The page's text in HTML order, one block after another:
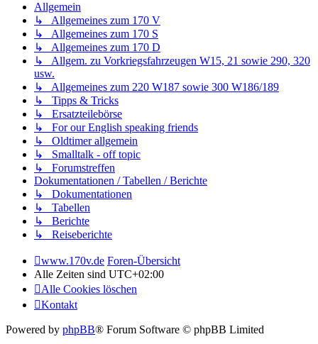
Allgemein
↳ Allgemeines zum 170 V
↳ Allgemeines zum 170 S
↳ Allgemeines zum 170 D
↳ Allgem. zu Vorkriegsfahrzeugen W15, 21 sowie 290, 320
usw.
↳ Allgemeines zum 220 W187 sowie 300 W186/189
↳ Tipps & Tricks
↳ Ersatzteilebörse
↳ For our English speaking friends
↳ Oldtimer allgemein
↳ Smalltalk - off topic
↳ Forumstreffen
Dokumentationen / Tabellen / Berichte
↳ Dokumentationen
↳ Tabellen
↳ Berichte
↳ Reiseberichte
www.170v.de Foren-Übersicht
Alle Zeiten sind UTC+02:00
Alle Cookies löschen
Kontakt
Powered by phpBB® Forum Software © phpBB Limited